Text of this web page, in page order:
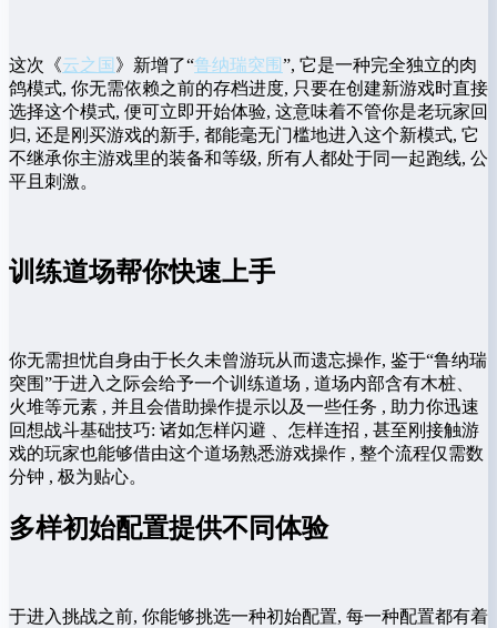
这次《云之国 》新增了“鲁纳瑞突围”, 它是一种完全独立的肉
鸽模式, 你无需依赖之前的存档进度, 只要在创建新游戏时直接
选择这个模式, 便可立即开始体验, 这意味着不管你是老玩家回
归, 还是刚买游戏的新手, 都能毫无门槛地进入这个新模式, 它
不继承你主游戏里的装备和等级, 所有人都处于同一起跑线, 公
平且刺激。
训练道场帮你快速上手
你无需担忧自身由于长久未曾游玩从而遗忘操作, 鉴于“鲁纳瑞
突围”于进入之际会给予一个训练道场 , 道场内部含有木桩、
火堆等元素 , 并且会借助操作提示以及一些任务 , 助力你迅速
回想战斗基础技巧: 诸如怎样闪避 、怎样连招 , 甚至刚接触游
戏的玩家也能够借由这个道场熟悉游戏操作 , 整个流程仅需数
分钟 , 极为贴心。
多样初始配置提供不同体验
于进入挑战之前, 你能够挑选一种初始配置, 每一种配置都有着